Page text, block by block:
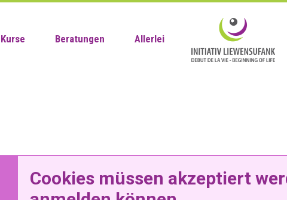
Kurse Beratungen Allerlei
Cookies müssen akzeptiert